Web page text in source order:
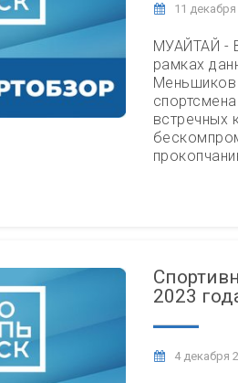
11 декабря
МУАЙТАЙ -
рамках
Меньшиков
встречных
2023
4 декабря